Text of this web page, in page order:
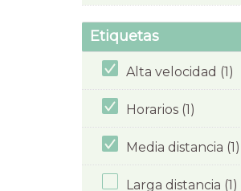
Etiquetas
Alta velocidad (1)
Horarios (1)
Media distancia (1)
Larga distancia (1)